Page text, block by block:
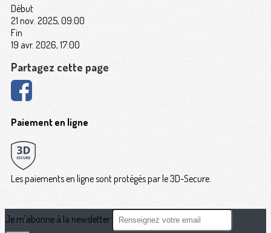
Début
21 nov. 2025, 09:00
Fin
19 avr. 2026, 17:00
Partagez cette page
Paiement en ligne
Les paiements en ligne sont protégés par le 3D-Secure.
Je m'abonne à la newsletter